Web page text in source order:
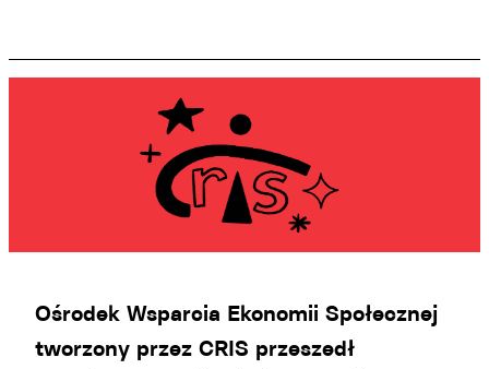
Ośrodek Wsparcia Ekonomii Społecznej
tworzony przez CRIS przeszedł